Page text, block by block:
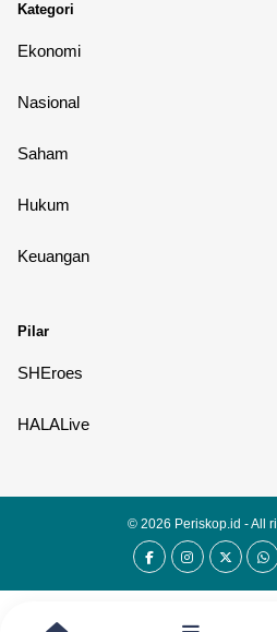
Kategori
Ekonomi
Nasional
Saham
Hukum
Keuangan
Pilar
SHEroes
HALALive
© 2026 Periskop.id - All